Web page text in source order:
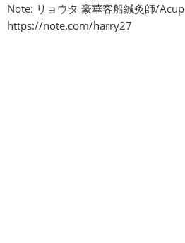
Note: リョウタ 豪華客船鍼灸師/
https://note.com/harry27